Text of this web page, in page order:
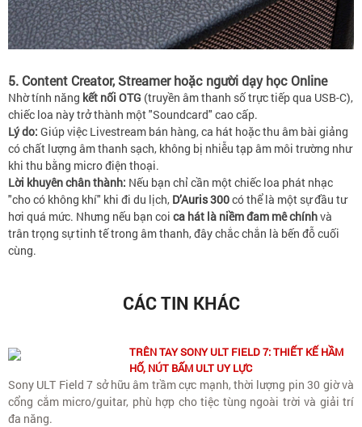
5. Content Creator, Streamer hoặc người dạy học Online
Nhờ tính năng kết nối OTG (truyền âm thanh số trực tiếp qua USB-C),
chiếc loa này trở thành một "Soundcard" cao cấp.
Lý do: Giúp việc Livestream bán hàng, ca hát hoặc thu âm bài giảng
có chất lượng âm thanh sạch, không bị nhiễu tạp âm môi trường như
khi thu bằng micro điện thoại.
Lời khuyên chân thành: Nếu bạn chỉ cần một chiếc loa phát nhạc
"cho có không khí" khi đi du lịch, D’Auris 300có thể là một sự đầu tư
hơi quá mức. Nhưng nếu bạn coi ca hát là niềm đam mê chínhvà
trân trọng sự tinh tế trong âm thanh, đây chắc chắn là bến đỗ cuối
cùng.
CÁC TIN KHÁC
TRÊN TAY SONY ULT FIELD 7: THIẾT KẾ HẦM
HỐ, NÚT BẤM ULT UY LỰC
Sony ULT Field 7 sở hữu âm trầm cực mạnh, thời lượng pin 30 giờ và
cổng cắm micro/guitar, phù hợp cho tiệc tùng ngoài trời và giải trí
đa năng.